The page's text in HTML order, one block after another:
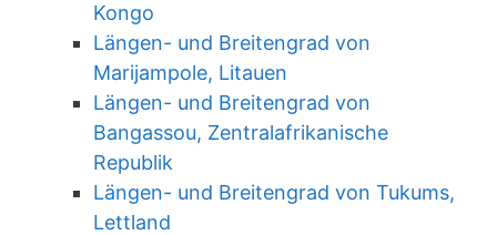
Kongo
Längen- und Breitengrad von
Marijampole, Litauen
Längen- und Breitengrad von
Bangassou, Zentralafrikanische
Republik
Längen- und Breitengrad von Tukums,
Lettland